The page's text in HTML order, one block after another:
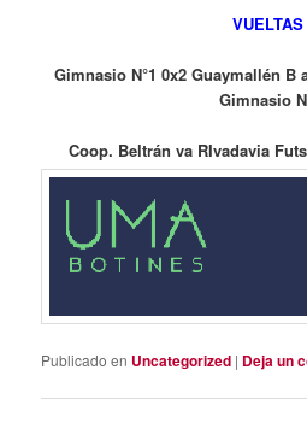
VUELTAS
Gimnasio N°1 0x2 Guaymallén B
Gimnasio
Coop. Beltrán va RIvadavia
Publicado en Uncategorized | Deja un